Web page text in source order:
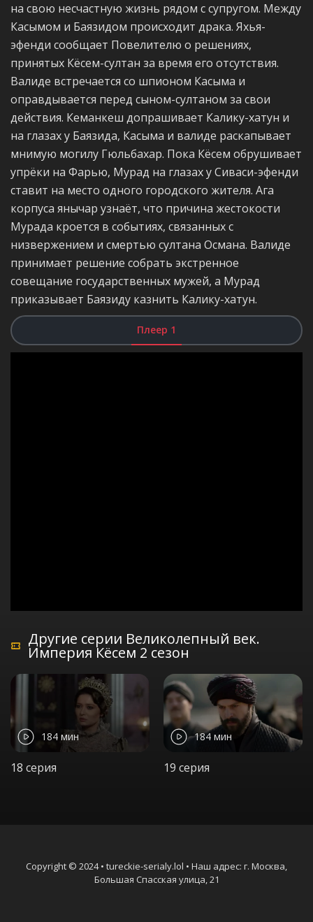
на свою несчастную жизнь рядом с супругом. Между
Касымом и Баязидом происходит драка. Яхья-
эфенди сообщает Повелителю о решениях,
принятых Кёсем-султан за время его отсутствия.
Валиде встречается со шпионом Касыма и
оправдывается перед сыном-султаном за свои
действия. Кеманкеш допрашивает Калику-хатун и
на глазах у Баязида, Касыма и валиде раскапывает
мнимую могилу Гюльбахар. Пока Кёсем обрушивает
упрёки на Фарью, Мурад на глазах у Сиваси-эфенди
ставит на место одного городского жителя. Ага
корпуса янычар узнаёт, что причина жестокости
Мурада кроется в событиях, связанных с
низвержением и смертью султана Османа. Валиде
принимает решение собрать экстренное
совещание государственных мужей, а Мурад
приказывает Баязиду казнить Калику-хатун.
Плеер 1
Другие серии Великолепный век.
Империя Кёсем 2 сезон
184 мин
18 серия
184 мин
19 серия
Copyright © 2024 • tureckie-serialy.lol • Наш адрес: г. Москва,
Большая Спасская улица, 21